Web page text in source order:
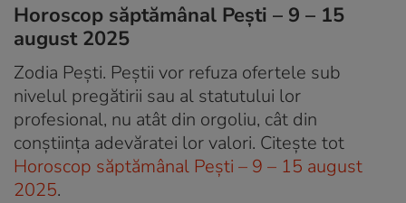
Horoscop săptămânal Pești – 9 – 15
august 2025
Zodia Pești. Peștii vor refuza ofertele sub
nivelul pregătirii sau al statutului lor
profesional, nu atât din orgoliu, cât din
conștiința adevăratei lor valori. Citește tot
Horoscop săptămânal Pești – 9 – 15 august
2025.